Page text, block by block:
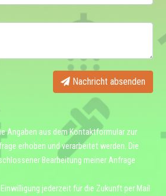
Nachricht absenden
Angaben aus dem Kontaktformular zur
erhoben und verarbeitet werden. Die
Bearbeitung meiner Anfrage
jederzeit für die Zukunft per Mail